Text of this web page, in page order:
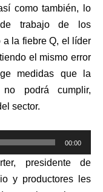
como también, lo
trabajo de los
a la fiebre Q, el líder
el mismo error
medidas que la
podrá cumplir,
sector.
00:00
presidente de
y productores les